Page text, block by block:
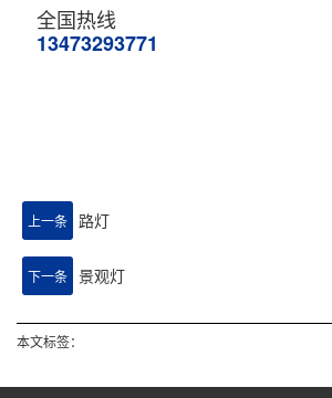
全国热线
13473293771
上一条 路灯
下一条 景观灯
本文标签：